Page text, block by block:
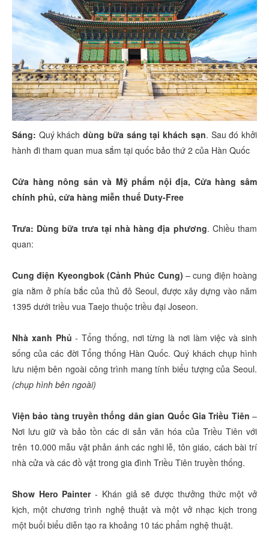
Sáng: Quý kháchdùng bữa sáng tại khách sạn. Sau đó khởi
hành đi tham quan mua sắm tại quốc bảo thứ 2 của Hàn Quốc
Cửa hàng nông sản và Mỹ phẩm nội địa, Cửa hàng sâm
chính phủ, cửa hàng miễn thuế Duty-Free
Trưa: Dùng bữa trưa tại nhà hàng địa phương. Chiều tham
quan:
Cung điện Kyeongbok (Cảnh Phúc Cung) – cung điện hoàng
gia nằm ở phía bắc của thủ đô Seoul, được xây dựng vào năm
1395 dưới triều vua Taejo thuộc triều đại Joseon.
Nhà xanh Phủ- Tổng thống, nơi từng là nơi làm việc và sinh
sống của các đời Tổng thống Hàn Quốc. Quý khách chụp hình
lưu niệm bên ngoài công trình mang tính biểu tượng của Seoul.
(chụp hình bên ngoài)
Viện bảo tàng truyền thống dân gian Quốc Gia Triều Tiên –
Nơi lưu giữ và bảo tồn các di sản văn hóa của Triều Tiên với
trên 10.000 mẫu vật phản ánh các nghi lễ, tôn giáo, cách bài trí
nhà cửa và các đồ vật trong gia đình Triều Tiên truyền thống.
Show Hero Painter- Khán giả sẽ được thưởng thức một vở
kịch, một chương trình nghệ thuật và một vở nhạc kịch trong
một buổi biểu diễn tạo ra khoảng 10 tác phẩm nghệ thuật.